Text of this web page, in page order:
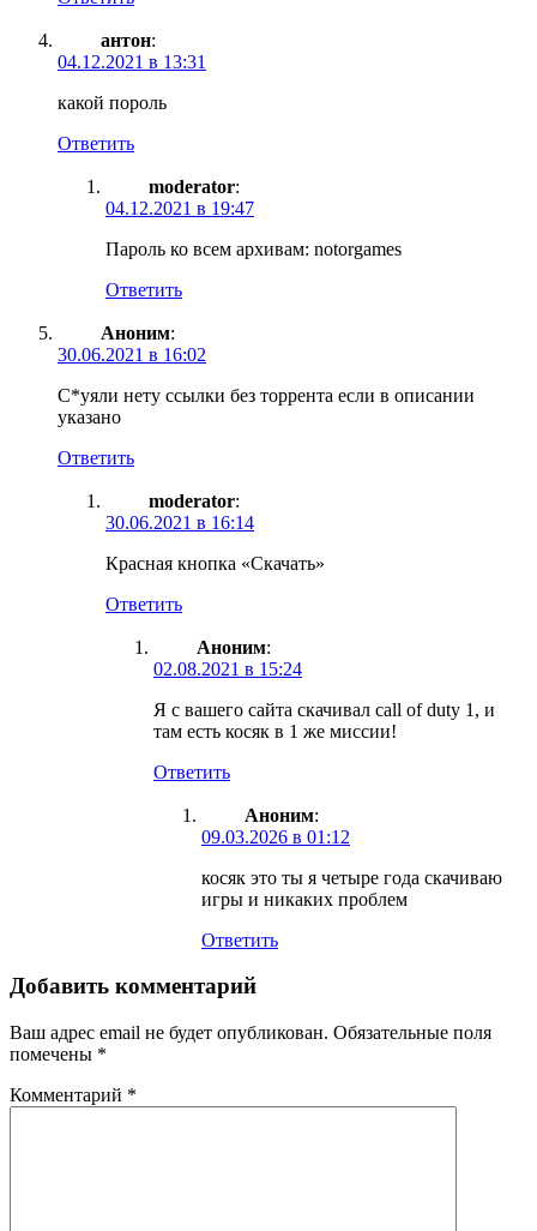
антон:
04.12.2021 в 13:31
какой пороль
Ответить
moderator:
04.12.2021 в 19:47
Пароль ко всем архивам: notorgames
Ответить
Аноним:
30.06.2021 в 16:02
С*уяли нету ссылки без торрента если в описании
указано
Ответить
moderator:
30.06.2021 в 16:14
Красная кнопка «Скачать»
Ответить
Аноним:
02.08.2021 в 15:24
Я с вашего сайта скачивал call of duty 1, и
там есть косяк в 1 же миссии!
Ответить
Аноним:
09.03.2026 в 01:12
косяк это ты я четыре года скачиваю
игры и никаких проблем
Ответить
Добавить комментарий
Ваш адрес email не будет опубликован. Обязательные поля
помечены *
Комментарий *